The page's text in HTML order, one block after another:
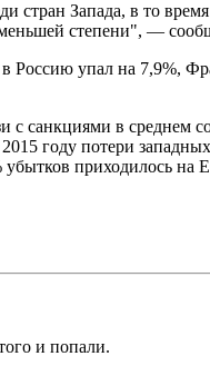
стран Запада, в то
степени", —
Россию упал на 7,9%,
санкциями в среднем
году потери
убытков приходилось на
и попали.